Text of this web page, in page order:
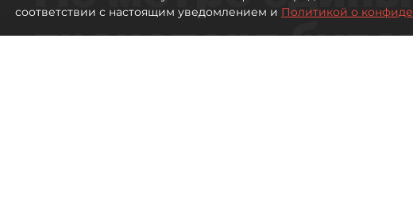
транспорт
соответствии с настоящим уведомлением и Политикой о